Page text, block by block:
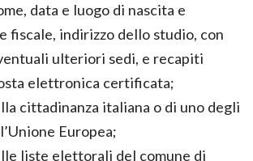
data e luogo di nascita e
fiscale, indirizzo dello studio, con
ulteriori sedi, e recapiti
elettronica certificata;
cittadinanza italiana o di uno degli
Europea;
liste elettorali del comune di